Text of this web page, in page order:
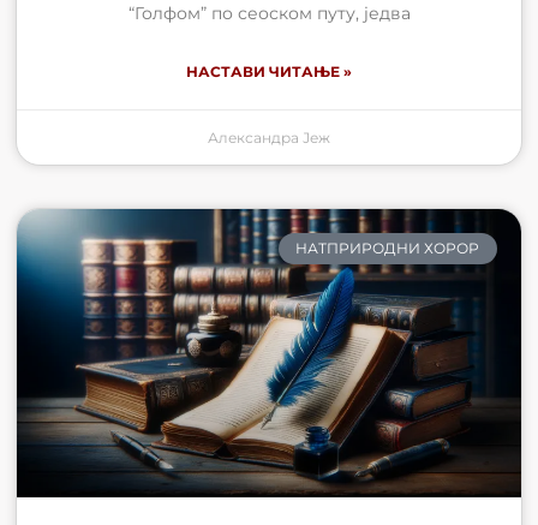
“Голфом” по сеоском путу, једва
НАСТАВИ ЧИТАЊЕ »
Александра Јеж
НАТПРИРОДНИ ХОРОР